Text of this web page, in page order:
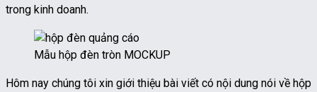
trong kinh doanh.
Mẫu hộp đèn tròn MOCKUP
Hôm nay chúng tôi xin giới thiệu bài viết có nội dung nói về hộp